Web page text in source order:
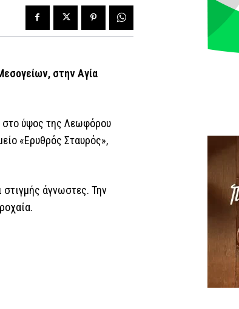
στην Αγία
στο ύψος της Λεωφόρου
«Ερυθρός Σταυρός»,
άγνωστες. Την